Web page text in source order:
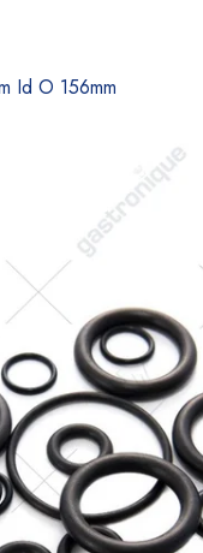
Id O 156mm